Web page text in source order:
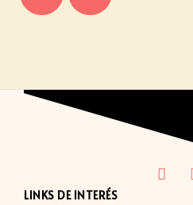
LINKS DE INTERÉS